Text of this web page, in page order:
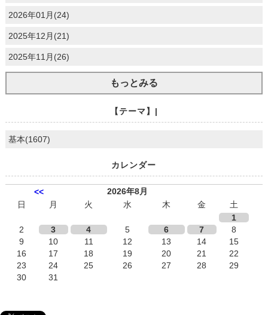
2026年01月(24)
2025年12月(21)
2025年11月(26)
もっとみる
【テーマ】|
基本(1607)
カレンダー
<<
2026年8月
日
月 火 水 木 金
土
1
2
3 4 5 6 7
8
9
10 11 12 13 14
15
16
17 18 19 20 21
22
23
24 25 26 27 28
29
30
31